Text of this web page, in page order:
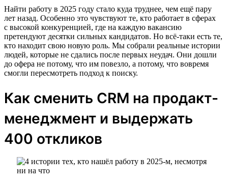
Найти работу в 2025 году стало куда труднее, чем ещё пару
лет назад. Особенно это чувствуют те, кто работает в сферах
с высокой конкуренцией, где на каждую вакансию
претендуют десятки сильных кандидатов. Но всё-таки есть те,
кто находит свою новую роль. Мы собрали реальные истории
людей, которые не сдались после первых неудач. Они дошли
до офера не потому, что им повезло, а потому, что вовремя
смогли пересмотреть подход к поиску.
Как сменить CRM на продакт-
менеджмент и выдержать
400 откликов